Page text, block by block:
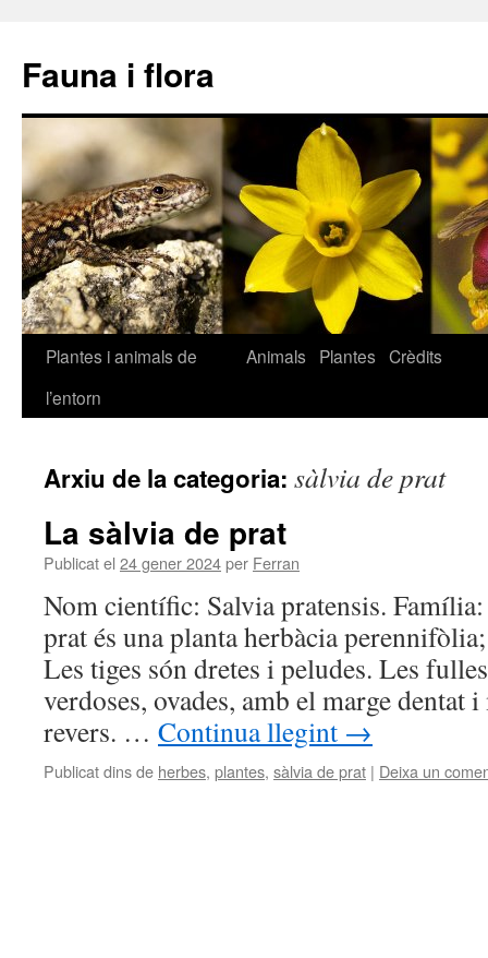
Fauna i flora
Vés
Plantes i animals de
l’entorn
Animals Plantes Crèdits
Arxiu de la categoria: sàlvia de prat
La sàlvia de prat
Publicat el 24 gener 2024per Ferran
Nom científic: Salvia pratensis.
prat és una planta herbàcia
Les tiges són dretes i peludes. Les
verdoses, ovades, amb el marge dentat
revers. … Continua llegint →
Publicat dins de herbes, plantes, sàlvia de prat | Deixa un